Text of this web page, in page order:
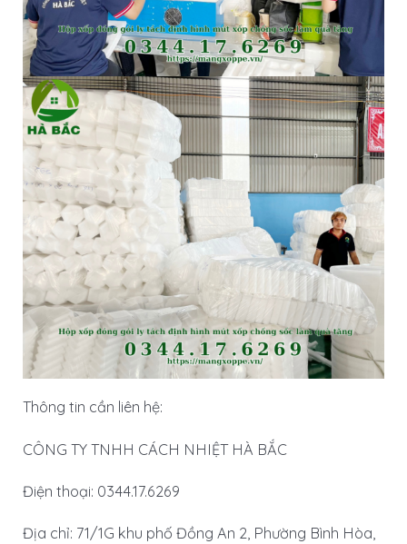
Thông tin cần liên hệ:
CÔNG TY TNHH CÁCH NHIỆT HÀ BẮC
Điện thoại: 0344.17.6269
Địa chỉ: 71/1G khu phố Đồng An 2, Phường Bình Hòa,